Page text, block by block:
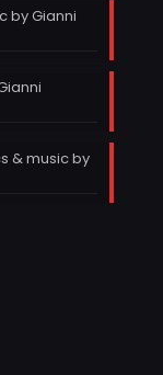
by Gianni
& music by